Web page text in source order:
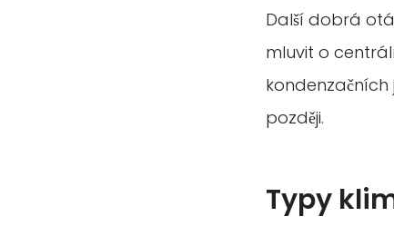
Další dobrá
mluvit o
kondenzačních
později.
Typy